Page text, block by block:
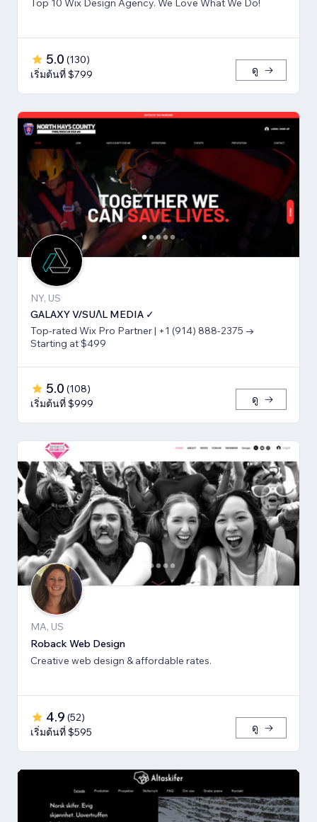
Top 10 Wix Design Agency. We Love What We Do!
5.0 (130)
เริ่มต้นที่ $799
ดู
NY, US
GALAXY V/SUΛL MEDIA ✓
Top-rated Wix Pro Partner | +1 (914) 888-2375 →
Starting at $499
5.0 (108)
เริ่มต้นที่ $999
ดู
MA, US
Roback Web Design
Creative web design & affordable rates.
4.9 (52)
เริ่มต้นที่ $595
ดู